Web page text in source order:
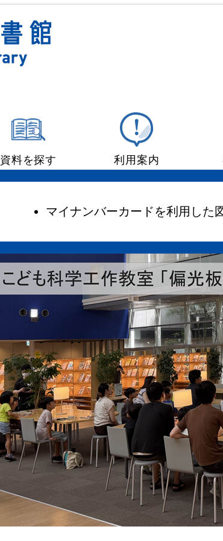
資料を探す
テーマ別検索
貸出ランキング
利用案内
団体貸出
学校図書館支援
ブックスタート
レファレンスサ
好きなおはなし
マイナンバーカードを利用した